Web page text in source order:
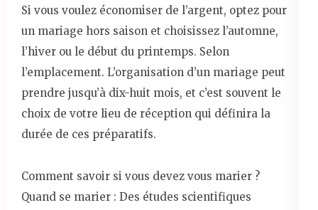
Si vous voulez économiser de l’argent, optez pour
un mariage hors saison et choisissez l’automne,
l’hiver ou le début du printemps. Selon
l’emplacement. L’organisation d’un mariage peut
prendre jusqu’à dix-huit mois, et c’est souvent le
choix de votre lieu de réception qui définira la
durée de ces préparatifs.
Comment savoir si vous devez vous marier ?
Quand se marier : Des études scientifiques